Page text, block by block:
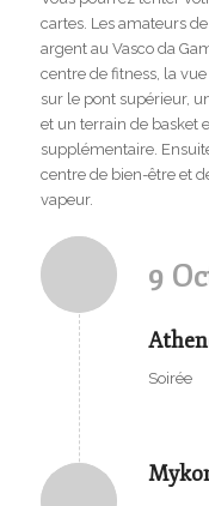
cartes. Les amateurs
argent au Vasco da
centre de fitness, la
sur le pont supérieur,
et un terrain de basket
supplémentaire.
centre de bien-être et
vapeur.
9
Soirée